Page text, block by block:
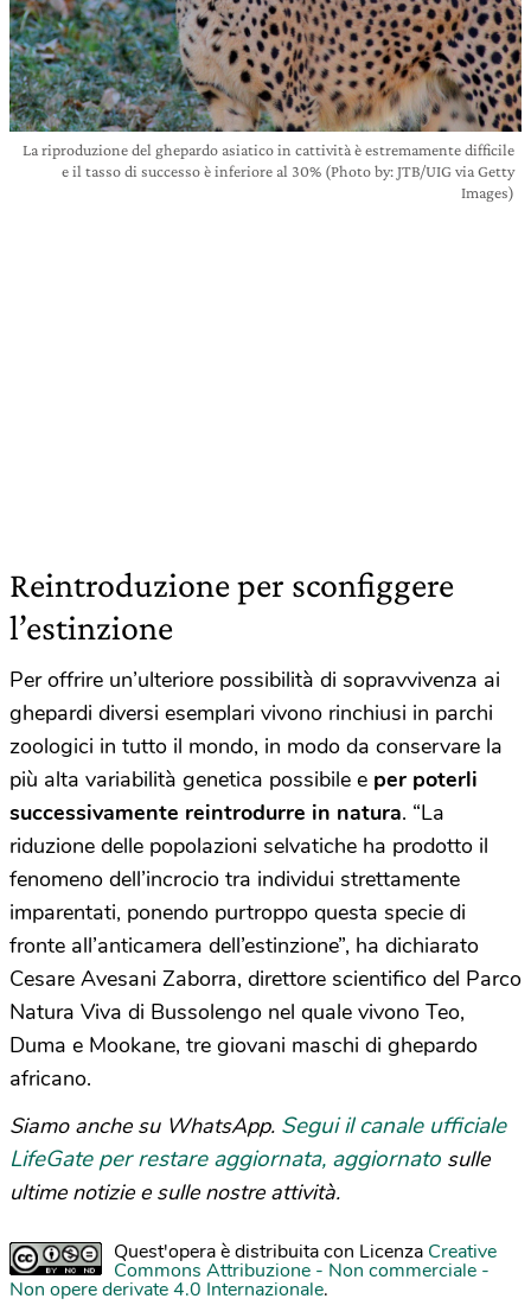
La riproduzione del ghepardo asiatico in cattività è estremamente difficile
e il tasso di successo è inferiore al 30% (Photo by: JTB/UIG via Getty
Images)
Reintroduzione per sconfiggere
l’estinzione
Per offrire un’ulteriore possibilità di sopravvivenza ai
ghepardi diversi esemplari vivono rinchiusi in parchi
zoologici in tutto il mondo, in modo da conservare la
più alta variabilità genetica possibile e per poterli
successivamente reintrodurre in natura. “La
riduzione delle popolazioni selvatiche ha prodotto il
fenomeno dell’incrocio tra individui strettamente
imparentati, ponendo purtroppo questa specie di
fronte all’anticamera dell’estinzione”, ha dichiarato
Cesare Avesani Zaborra, direttore scientifico del Parco
Natura Viva di Bussolengo nel quale vivono Teo,
Duma e Mookane, tre giovani maschi di ghepardo
africano.
Siamo anche su WhatsApp. Segui il canale ufficiale
LifeGate per restare aggiornata, aggiornato sulle
ultime notizie e sulle nostre attività.
Quest'opera è distribuita con Licenza Creative
Commons Attribuzione - Non commerciale -
Non opere derivate 4.0 Internazionale.